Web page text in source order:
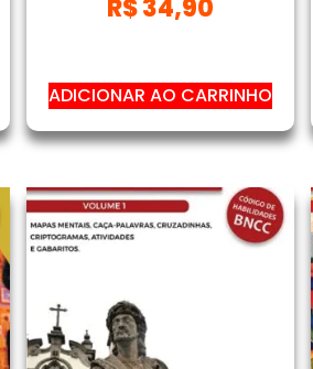
R$34,90
ADICIONAR AO CARRINHO